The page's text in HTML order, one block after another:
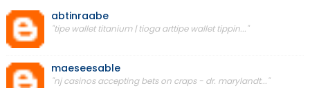
abtinraabe
"tipe wallet titanium | tioga arttipe wallet tippin..."
maeseesable
"nj casinos accepting bets on craps - dr. marylandt..."